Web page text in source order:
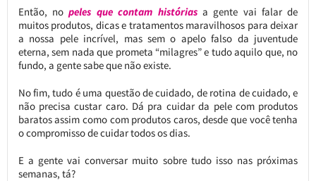
Então, nopeles que contam históriasa gente vai falar de
muitos produtos, dicas e tratamentos maravilhosos para deixar
a nossa pele incrível, mas sem o apelo falso da juventude
eterna, sem nada que prometa “milagres” e tudo aquilo que, no
fundo, a gente sabe que não existe.
No fim, tudo é uma questão de cuidado, de rotina de cuidado, e
não precisa custar caro. Dá pra cuidar da pele com produtos
baratos assim como com produtos caros, desde que você tenha
o compromisso de cuidar todos os dias.
E a gente vai conversar muito sobre tudo isso nas próximas
semanas, tá?